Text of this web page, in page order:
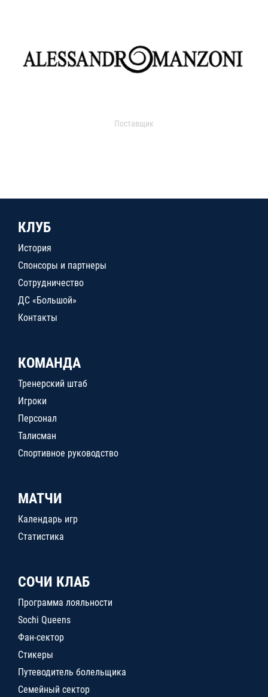
Поставщик
КЛУБ
История
Спонсоры и партнеры
Сотрудничество
ДС «Большой»
Контакты
КОМАНДА
Тренерский штаб
Игроки
Персонал
Талисман
Спортивное руководство
МАТЧИ
Календарь игр
Статистика
СОЧИ КЛАБ
Программа лояльности
Sochi Queens
Фан-сектор
Стикеры
Путеводитель болельщика
Семейный сектор